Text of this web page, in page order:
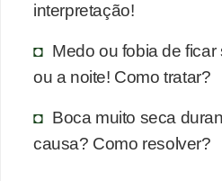
interpretação!
Medo ou fobia de
ou a noite! Como tratar?
Boca muito seca
causa? Como resolver?
S
e